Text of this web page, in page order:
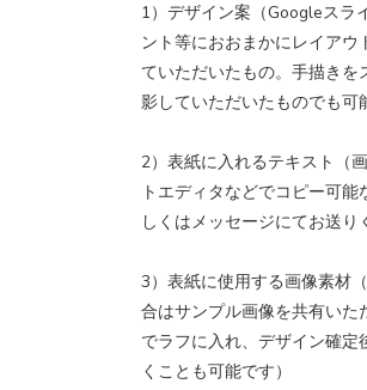
1）デザイン案（Googleスラ
ント等におおまかにレイアウ
ていただいたもの。手描きを
影していただいたものでも可
2）表紙に入れるテキスト（
トエディタなどでコピー可能
しくはメッセージにてお送り
3）表紙に使用する画像素材
合はサンプル画像を共有いた
でラフに入れ、デザイン確定
くことも可能です）